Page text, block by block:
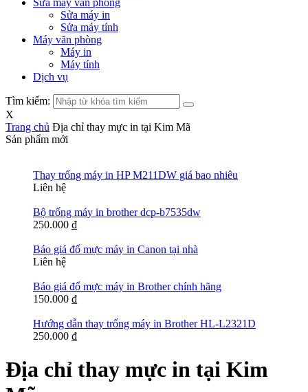
Sửa máy văn phòng
Sửa máy in
Sửa máy tính
Máy văn phòng
Máy in
Máy tính
Dịch vụ
Tìm kiếm:
X
Trang chủ Địa chỉ thay mực in tại Kim Mã
Sản phẩm mới
Thay trống máy in HP M211DW giá bao nhiêu
Liên hệ
Bộ trống máy in brother dcp-b7535dw
250.000 ₫
Báo giá đổ mực máy in Canon tại nhà
Liên hệ
Báo giá đổ mực máy in Brother chính hãng
150.000 ₫
Hướng dẫn thay trống máy in Brother HL-L2321D
250.000 ₫
Địa chỉ thay mực in tại Kim